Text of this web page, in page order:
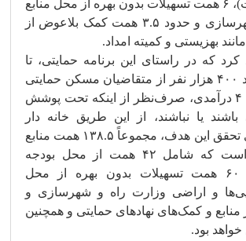
تخصیص آن است)، ۶ همت تسهیلات بدون بهره از محل منابع
وزارت راه و شهرسازی و حدود ۳.۵ همت کمک بلاعوض از
بهزیستی و کمیته امداد.
کرد که در راستای این برنامه حمایتی، تا
سال ۱۴۰۷ حدود ۴۰۰ هزار نفر از متقاضیان مسکن حمایتی
در دهک‌های ۱ تا ۴ درآمدی، صرف‌نظر از اینکه تحت پوشش
باشند یا نباشند، از این طریق خانه دار
خواهند شد. برای تحقق این هدف، مجموعاً ۱۳۸.۵ همت منابع
پیش‌بینی شده است که شامل ۴۲ همت از محل بودجه
عمومی دولت، ۶۰ همت تسهیلات بدون بهره از محل
و اراضی وزارت راه و شهرسازی و
از منابع و کمک‌های نهادهای حمایتی و همچنین
بود.